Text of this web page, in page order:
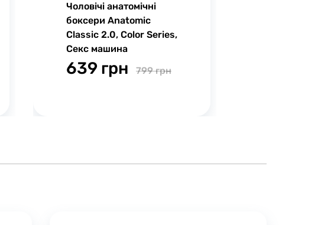
Чоловічі анатомічні
боксери Anatomic
Classic 2.0, Color Series,
Секс машина
639 грн 799 грн